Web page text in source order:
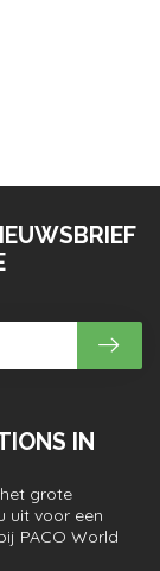
IN
grote
uit voor een
PACO World